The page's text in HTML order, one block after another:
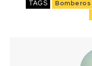
TAGS